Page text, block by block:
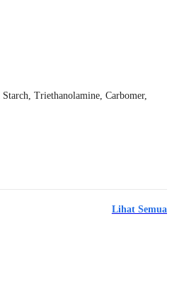
Triethanolamine, Carbomer,
Lihat Semua